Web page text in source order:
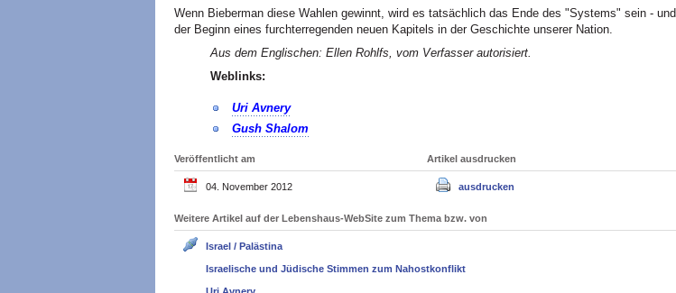
Wenn Bieberman diese Wahlen gewinnt, wird es tatsächlich das Ende des "Systems" sein - und
der Beginn eines furchterregenden neuen Kapitels in der Geschichte unserer Nation.
Aus dem Englischen: Ellen Rohlfs, vom Verfasser autorisiert.
Weblinks:
Uri Avnery
Gush Shalom
Veröffentlicht am
04. November 2012
Artikel ausdrucken
ausdrucken
Weitere Artikel auf der Lebenshaus-WebSite zum Thema bzw. von
Israel / Palästina
Israelische und Jüdische Stimmen zum Nahostkonflikt